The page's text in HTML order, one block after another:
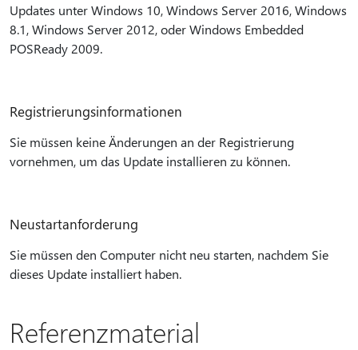
Updates unter Windows 10, Windows Server 2016, Windows
8.1, Windows Server 2012, oder Windows Embedded
POSReady 2009.
Registrierungsinformationen
Sie müssen keine Änderungen an der Registrierung
vornehmen, um das Update installieren zu können.
Neustartanforderung
Sie müssen den Computer nicht neu starten, nachdem Sie
dieses Update installiert haben.
Referenzmaterial